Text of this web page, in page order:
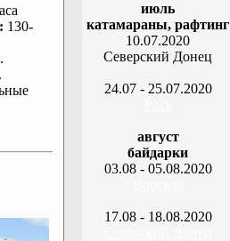
130-
июль
катамараны, рафтинг
10.07.2020
Северский Донец
24.07 - 25.07.2020
август
байдарки
03.08 - 05.08.2020
17.08 - 18.08.2020